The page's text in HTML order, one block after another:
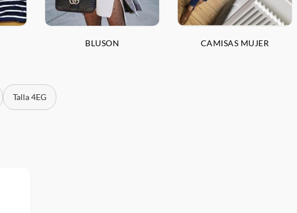
BLUSON CAMISAS MUJER
Talla 4EG